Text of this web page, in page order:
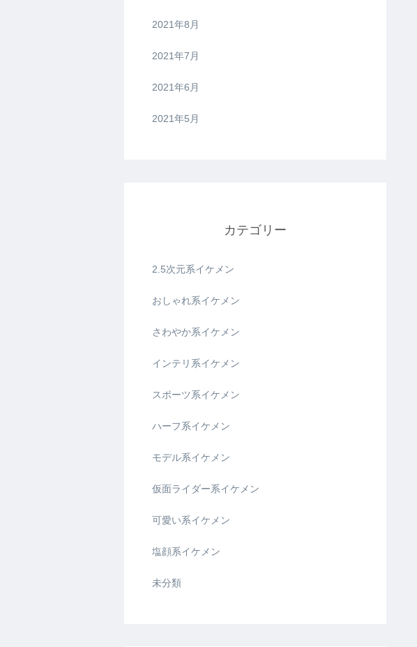
2021年8月
2021年7月
2021年6月
2021年5月
カテゴリー
2.5次元系イケメン
おしゃれ系イケメン
さわやか系イケメン
インテリ系イケメン
スポーツ系イケメン
ハーフ系イケメン
モデル系イケメン
仮面ライダー系イケメン
可愛い系イケメン
塩顔系イケメン
未分類